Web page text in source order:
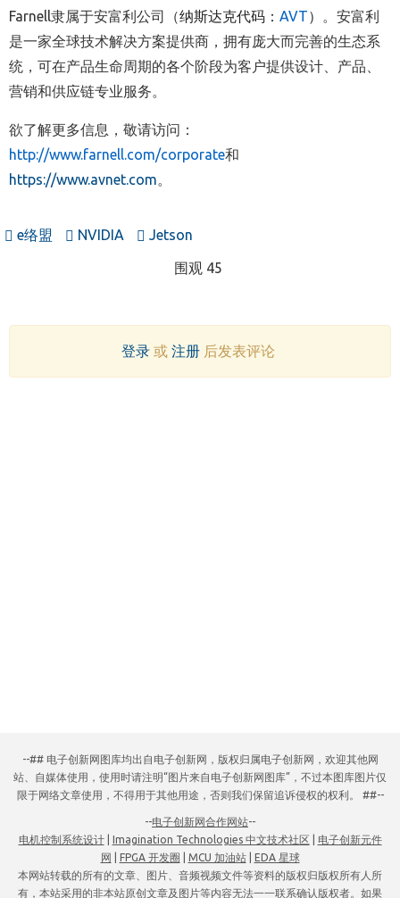
Farnell隶属于安富利公司 （纳斯达克代码： AVT）
。安富利
是一家全球技术解决方案提供商，拥有庞大而完善的生态系
统，可在产品生命周期的各个阶段为客户提供设计、产品、
营销和供应链专业服务。
欲了解更多信息，敬请访问：
http://www.farnell.com/corporate和
https://www.avnet.com。
e络盟 NVIDIA Jetson
围观 45
登录或 注册后发表评论
--## 电子创新网图库均出自电子创新网，版权归属电子创新网，欢迎其他网
站、自媒体使用，使用时请注明“图片来自电子创新网图库”，不过本图库图片仅
限于网络文章使用，不得用于其他用途，否则我们保留追诉侵权的权利。 ##--
--电子创新网合作网站--
电机控制系统设计| Imagination Technologies 中文技术社区
电子创新元件
网
FPGA 开发圈 MCU 加油站| EDA 星球
本网站转载的所有的文章、图片、音频视频文件等资料的版权归版权所有人所
有，本站采用的非本站原创文章及图片等内容无法一一联系确认版权者。如果